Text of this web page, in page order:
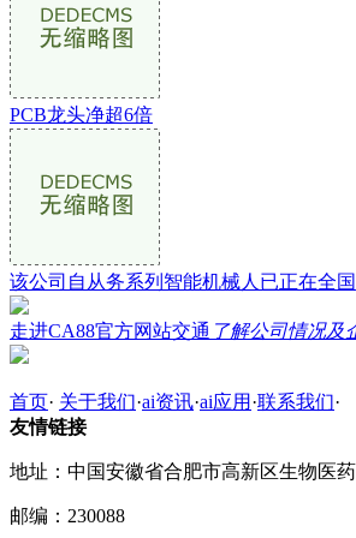
PCB龙头净超6倍
该公司自从务系列智能机械人已正在全国
走进CA88官方网站交通 了解公司情况及
首页· 关于我们·ai资讯·ai应用 ·联系我们·
友情链接
地址：中国安徽省合肥市高新区生物医
邮编：230088